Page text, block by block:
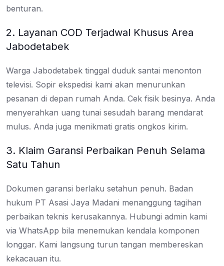
benturan.
2. Layanan COD Terjadwal Khusus Area
Jabodetabek
Warga Jabodetabek tinggal duduk santai menonton
televisi. Sopir ekspedisi kami akan menurunkan
pesanan di depan rumah Anda. Cek fisik besinya. Anda
menyerahkan uang tunai sesudah barang mendarat
mulus. Anda juga menikmati gratis ongkos kirim.
3. Klaim Garansi Perbaikan Penuh Selama
Satu Tahun
Dokumen garansi berlaku setahun penuh. Badan
hukum PT Asasi Jaya Madani menanggung tagihan
perbaikan teknis kerusakannya. Hubungi admin kami
via WhatsApp bila menemukan kendala komponen
longgar. Kami langsung turun tangan membereskan
kekacauan itu.